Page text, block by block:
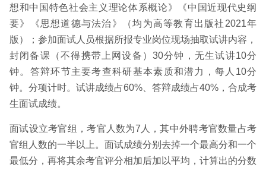
想和中国特色社会主义理论体系概论》《中国近现代史纲
要》《思想道德与法治》（均为高等教育出版社2021年
版）；参加面试人员根据所报专业岗位现场抽取试讲内容，
封闭备课（不得携带上网设备）30分钟，无生试讲10分
钟。答辩环节主要考查科研基本素质和潜力，每人10分
钟。分项计时。试讲成绩占60%、答辩成绩占40%，合成考
生面试成绩。
面试设立考官组，考官人数为7人，其中外聘考官数量占考
官组人数的一半以上。面试成绩分别去掉一个最高分和一个
最低分，再将其余考官评分相加后加以平均，计算出的分数